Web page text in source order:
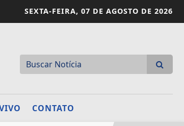
SEXTA-FEIRA, 07 DE AGOSTO DE 2026
CONTATO